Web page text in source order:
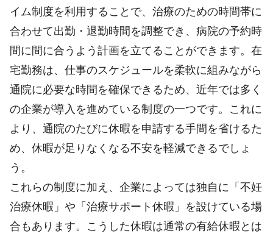
イム制度を利用することで、治療のための時間帯に
合わせて出勤・退勤時間を調整でき、病院の予約時
間に間に合うよう計画を立てることができます。在
宅勤務は、仕事のスケジュールを柔軟に組みながら
通院に必要な時間を確保できるため、近年では多く
の企業が導入を進めている制度の一つです。これに
より、通院のたびに休暇を申請する手間を省けるた
め、休暇が足りなくなる不安を軽減できるでしょ
う。
これらの制度に加え、企業によっては独自に「不妊
治療休暇」や「治療サポート休暇」を設けている場
合もあります。こうした休暇は通常の有給休暇とは